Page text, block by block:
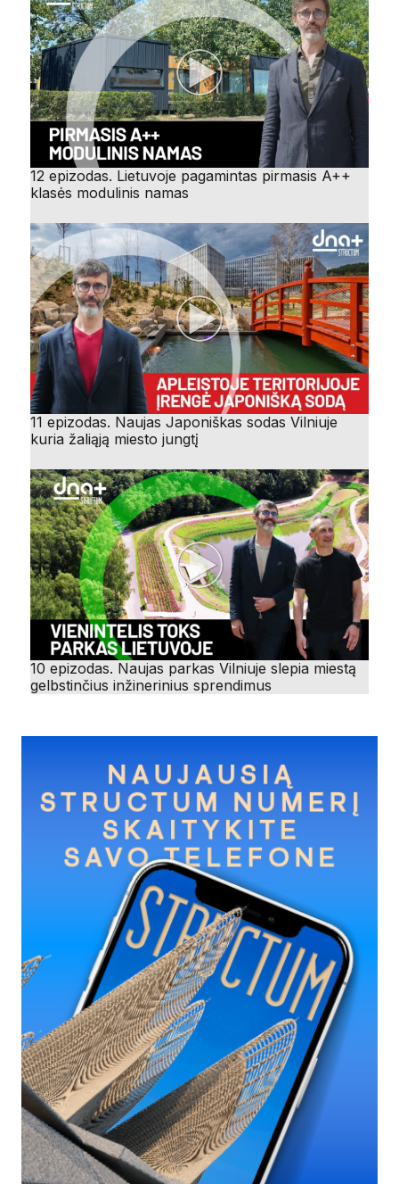
12 epizodas. Lietuvoje pagamintas pirmasis A++
klasės modulinis namas
11 epizodas. Naujas Japoniškas sodas Vilniuje
kuria žaliąją miesto jungtį
10 epizodas. Naujas parkas Vilniuje slepia miestą
gelbstinčius inžinerinius sprendimus